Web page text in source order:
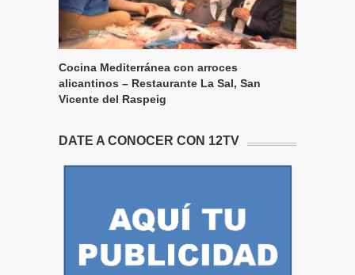
Cocina Mediterránea con arroces
alicantinos – Restaurante La Sal, San
Vicente del Raspeig
DATE A CONOCER CON 12TV